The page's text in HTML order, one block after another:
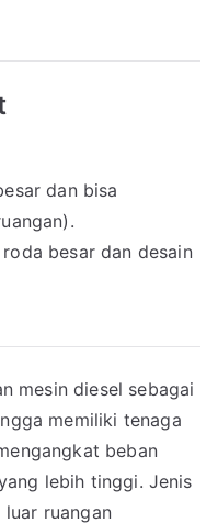
dan bisa
besar dan desain
mesin diesel sebagai
memiliki tenaga
beban
lebih tinggi. Jenis
ruangan